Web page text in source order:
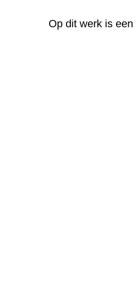
Op dit werk is een